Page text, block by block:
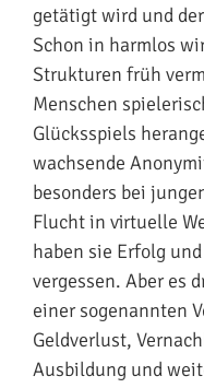
getätigt wird und
Schon in harmlos
Strukturen früh
Menschen
Glücksspiels
wachsende
besonders bei
Flucht in virtuelle
haben sie Erfolg
vergessen. Aber es
einer sogenannten
Geldverlust,
Ausbildung und